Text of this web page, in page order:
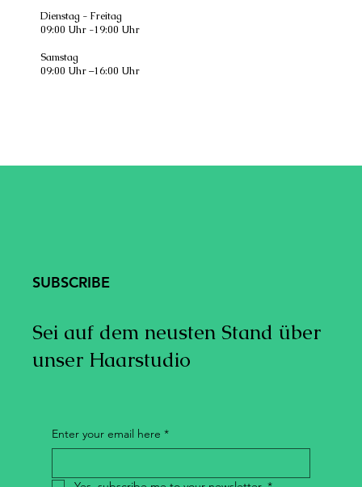
Dienstag - Freitag
09:00 Uhr -19:00 Uhr
Samstag
09:00 Uhr –16:00 Uhr
SUBSCRIBE
Sei auf dem neusten Stand über
unser Haarstudio
Enter your email here *